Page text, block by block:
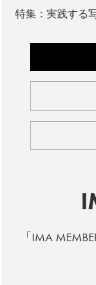
特集：実践する
「IMA